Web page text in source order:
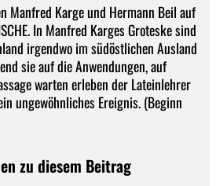
Manfred Karge und Hermann Beil auf
In Manfred Karges Groteske sind
irgendwo im südöstlichen Ausland
sie auf die Anwendungen, auf
warten erleben der Lateinlehrer
ungewöhnliches Ereignis. (Beginn
zu diesem Beitrag